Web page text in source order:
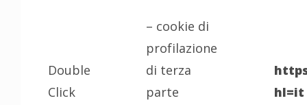
Double
Click
– cookie di
profilazione
di terza
parte
hl=it